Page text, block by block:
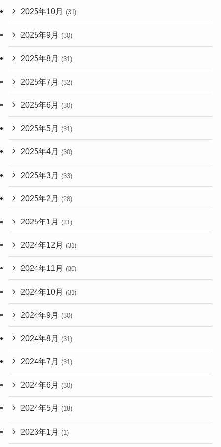
2025年10月 (31)
2025年9月 (30)
2025年8月 (31)
2025年7月 (32)
2025年6月 (30)
2025年5月 (31)
2025年4月 (30)
2025年3月 (33)
2025年2月 (28)
2025年1月 (31)
2024年12月 (31)
2024年11月 (30)
2024年10月 (31)
2024年9月 (30)
2024年8月 (31)
2024年7月 (31)
2024年6月 (30)
2024年5月 (18)
2023年1月 (1)